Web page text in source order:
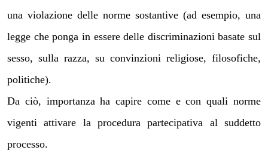
una violazione delle norme sostantive (ad esempio, una
legge che ponga in essere delle discriminazioni basate sul
sesso, sulla razza, su convinzioni religiose, filosofiche,
politiche).
Da ciò, importanza ha capire come e con quali norme
vigenti attivare la procedura partecipativa al suddetto
processo.